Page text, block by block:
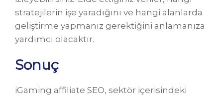
stratejilerin işe yaradığını ve hangi alanlarda
geliştirme yapmanız gerektiğini anlamanıza
yardımcı olacaktır.
Sonuç
iGaming affiliate SEO, sektör içerisindeki